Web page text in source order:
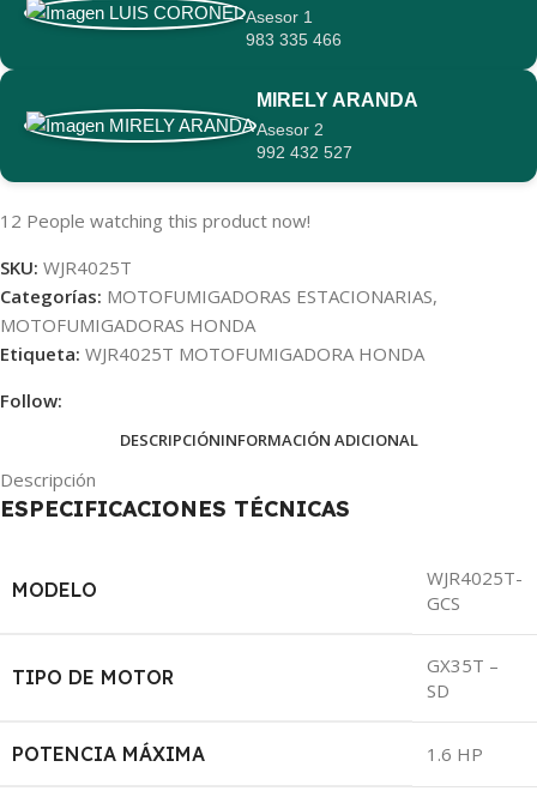
Asesor 1
983 335 466
MIRELY ARANDA
Asesor 2
992 432 527
12 People watching this product now!
SKU: WJR4025T
Categorías: MOTOFUMIGADORAS ESTACIONARIAS,
MOTOFUMIGADORAS HONDA
Etiqueta: WJR4025T MOTOFUMIGADORA HONDA
Follow:
DESCRIPCIÓNINFORMACIÓN ADICIONAL
Descripción
ESPECIFICACIONES TÉCNICAS
MODELO
WJR4025T-
GCS
TIPO DE MOTOR
GX35T –
SD
POTENCIA MÁXIMA 1.6 HP